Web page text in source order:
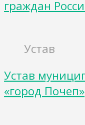
граждан
Устав
Устав
«город Почеп»